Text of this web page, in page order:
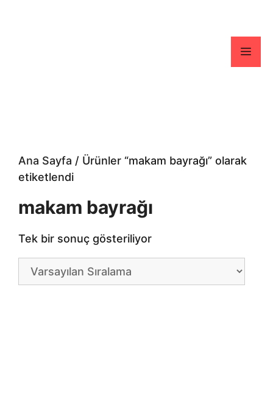
Ana Sayfa / Ürünler “makam bayrağı” olarak
etiketlendi
makam bayrağı
Tek bir sonuç gösteriliyor